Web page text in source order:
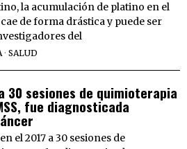
la acumulación de platino en el
de forma drástica y puede ser
del
· SALUD
30 sesiones de quimioterapia
fue diagnosticada
el 2017 a 30 sesiones de